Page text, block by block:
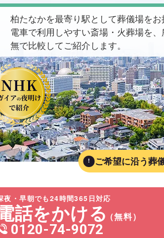
柏たなかを最寄り駅として葬儀場を
電車で利用しやすい斎場・火葬場を
無で比較してご紹介します。
ご希望に沿う葬
夜・早朝でも24時間365日対応
話をかける （無料）
0120-74-9072